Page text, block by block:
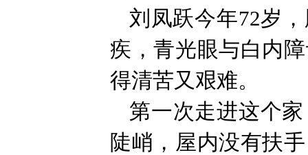
刘凤跃今年72岁
疾，青光眼与白内
得清苦又艰难。
第一次走进这个
陡峭，屋内没有扶